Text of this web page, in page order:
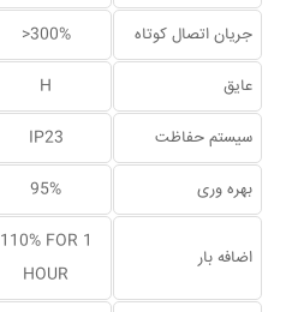
جریان اتصال کوتاه >300%
عایق H
سیستم حفاظت IP23
بهره وری 95%
اضافه بار
110% FOR 1
HOUR